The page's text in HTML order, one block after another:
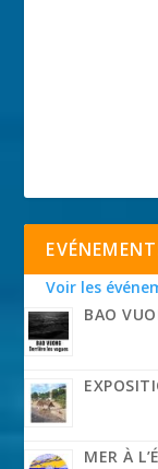
Voir les
BAO
MER À